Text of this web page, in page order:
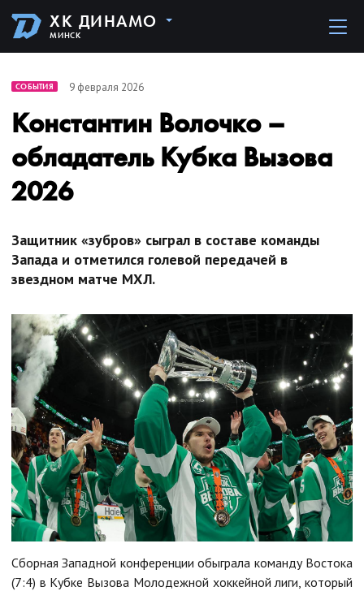
ХК ДИНАМО
МИНСК
СОБЫТИЯ 9 февраля 2026
Константин Волочко –
обладатель Кубка Вызова
2026
Защитник «зубров» сыграл в составе команды
Запада и отметился голевой передачей в
звездном матче МХЛ.
Сборная Западной конференции обыграла команду Востока
(7:4) в Кубке Вызова Молодежной хоккейной лиги, который